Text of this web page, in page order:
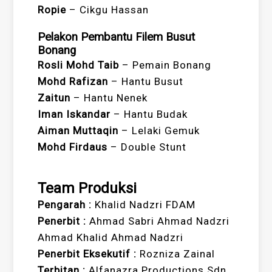
Ropie – Cikgu Hassan
Pelakon Pembantu Filem Busut
Bonang
Rosli Mohd Taib – Pemain Bonang
Mohd Rafizan – Hantu Busut
Zaitun – Hantu Nenek
Iman Iskandar – Hantu Budak
Aiman Muttaqin – Lelaki Gemuk
Mohd Firdaus – Double Stunt
Team Produksi
Pengarah : Khalid Nadzri FDAM
Penerbit :Ahmad Sabri Ahmad Nadzri
Ahmad Khalid Ahmad Nadzri
Penerbit Eksekutif : Rozniza Zainal